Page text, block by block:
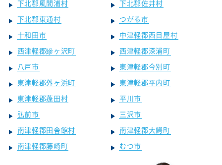
下北郡風間浦村
下北郡佐井村
下北郡東通村
つがる市
十和田市
中津軽郡西目屋村
西津軽郡鰺ヶ沢町
西津軽郡深浦町
八戸市
東津軽郡今別町
東津軽郡外ヶ浜町
東津軽郡平内町
東津軽郡蓬田村
平川市
弘前市
三沢市
南津軽郡田舎館村
南津軽郡大鰐町
南津軽郡藤崎町
むつ市